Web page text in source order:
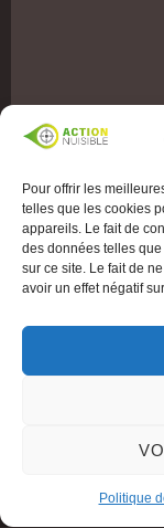
Pour offrir les
telles que les cookies
appareils. Le fait de
des données telles
sur ce site. Le fait de
avoir un effet négatif
Politique